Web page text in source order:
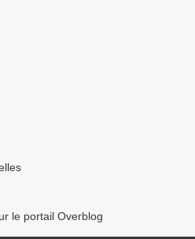
le portail Overblog